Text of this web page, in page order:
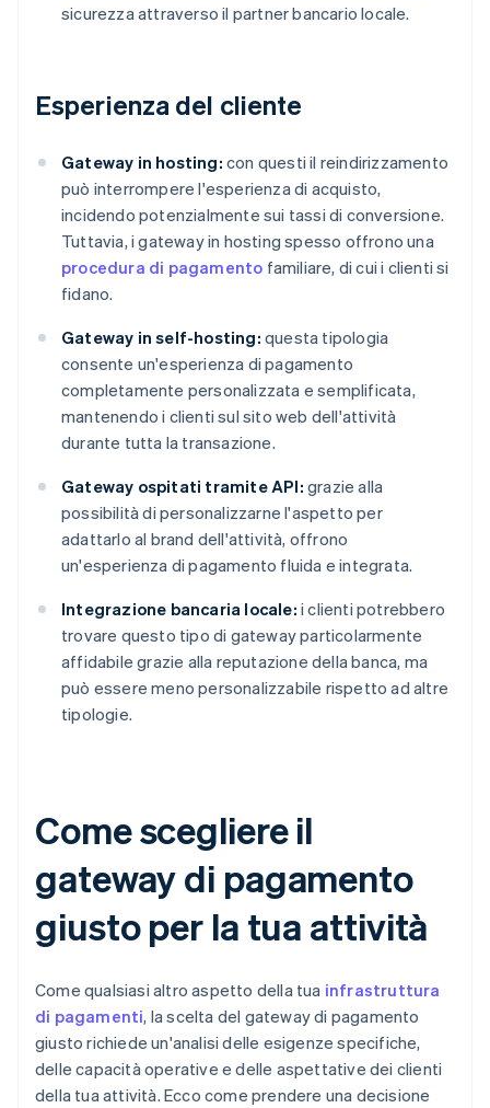
sicurezza attraverso il partner bancario locale.
Esperienza del cliente
Gateway in hosting: con questi il reindirizzamento
può interrompere l'esperienza di acquisto,
incidendo potenzialmente sui tassi di conversione.
Tuttavia, i gateway in hosting spesso offrono una
procedura di pagamento familiare, di cui i clienti si
fidano.
Gateway in self-hosting: questa tipologia
consente un'esperienza di pagamento
completamente personalizzata e semplificata,
mantenendo i clienti sul sito web dell'attività
durante tutta la transazione.
Gateway ospitati tramite API: grazie alla
possibilità di personalizzarne l'aspetto per
adattarlo al brand dell'attività, offrono
un'esperienza di pagamento fluida e integrata.
Integrazione bancaria locale: i clienti potrebbero
trovare questo tipo di gateway particolarmente
affidabile grazie alla reputazione della banca, ma
può essere meno personalizzabile rispetto ad altre
tipologie.
Come scegliere il
gateway di pagamento
giusto per la tua attività
Come qualsiasi altro aspetto della tua infrastruttura
di pagamenti, la scelta del gateway di pagamento
giusto richiede un'analisi delle esigenze specifiche,
delle capacità operative e delle aspettative dei clienti
della tua attività. Ecco come prendere una decisione